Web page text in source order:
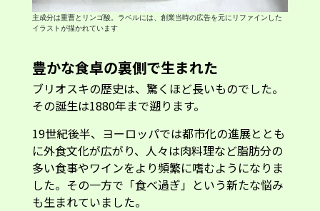
主成分は重曹とリンゴ酸。ラベルには、創業当時の広告を元にリファインした
イラストが描かれています
豊かな食卓の裏側で生まれた
ブリオスキの歴史は、驚くほど長いものでした。
その誕生は1880年まで遡ります。
19世紀後半、ヨーロッパでは都市化の進展ととも
に外食文化が広がり、人々は肉料理など脂肪分の
多い食事やワインをより頻繁に嗜むようになりま
した。その一方で「食べ過ぎ」という新たな悩み
も生まれていました。